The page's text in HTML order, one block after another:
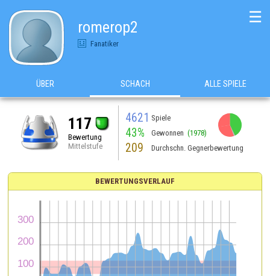
romerop2
Fanatiker
☰
ÜBER SCHACH ALLE SPIELE
117
Bewertung
Mittelstufe
4621 Spiele
43% Gewonnen (1978)
209 Durchschn. Gegnerbewertung
BEWERTUNGSVERLAUF